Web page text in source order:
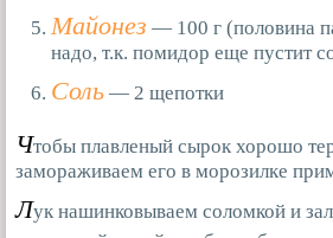
Майонез — 100 г (половина
надо, т.к. помидор еще пустит
Соль — 2 щепотки
Чтобы плавленый сырок хорошо
замораживаем его в морозилке
Лук нашинковываем соломкой и